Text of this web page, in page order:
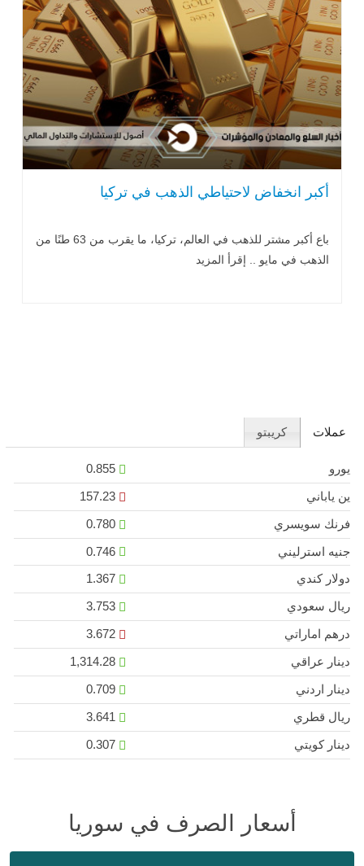
أكبر انخفاض لاحتياطي الذهب في تركيا
باع أكبر مشتر للذهب في العالم، تركيا، ما يقرب من 63 طنًا من
الذهب في مايو .. إقرأ المزيد
عملات كريبتو
يورو
0.855
ين ياباني
157.23
فرنك سويسري
0.780
جنيه استرليني
0.746
دولار كندي
1.367
ريال سعودي
3.753
درهم اماراتي
3.672
دينار عراقي
1,314.28
دينار اردني
0.709
ريال قطري
دينار كويتي
0.307
أسعار الصرف في سوريا